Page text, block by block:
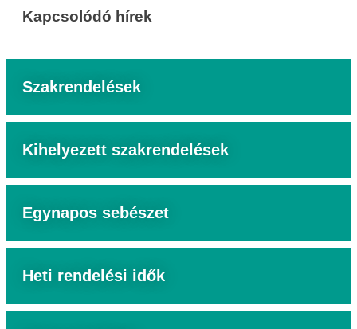
Kapcsolódó hírek
Szakrendelések
Kihelyezett szakrendelések
Egynapos sebészet
Heti rendelési idők